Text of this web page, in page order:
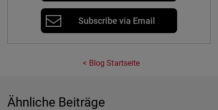
Subscribe via Email
Blog Startseite
Ähnliche Beiträge